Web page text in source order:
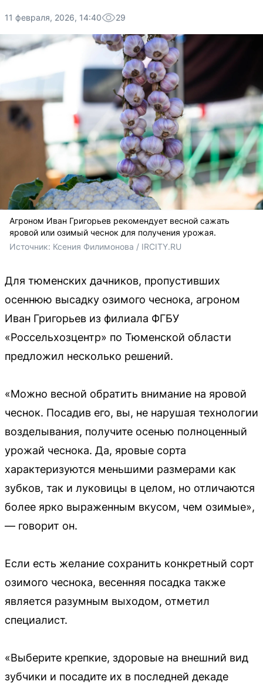
11 февраля, 2026, 14:40 29
Агроном Иван Григорьев рекомендует весной сажать
яровой или озимый чеснок для получения урожая.
Источник: Ксения Филимонова / IRCITY.RU
Для тюменских дачников, пропустивших
осеннюю высадку озимого чеснока, агроном
Иван Григорьев из филиала ФГБУ
«Россельхозцентр» по Тюменской области
предложил несколько решений.
«Можно весной обратить внимание на яровой
чеснок. Посадив его, вы, не нарушая технологии
возделывания, получите осенью полноценный
урожай чеснока. Да, яровые сорта
характеризуются меньшими размерами как
зубков, так и луковицы в целом, но отличаются
более ярко выраженным вкусом, чем озимые»,
— говорит он.
Если есть желание сохранить конкретный сорт
озимого чеснока, весенняя посадка также
является разумным выходом, отметил
специалист.
«Выберите крепкие, здоровые на внешний вид
зубчики и посадите их в последней декаде